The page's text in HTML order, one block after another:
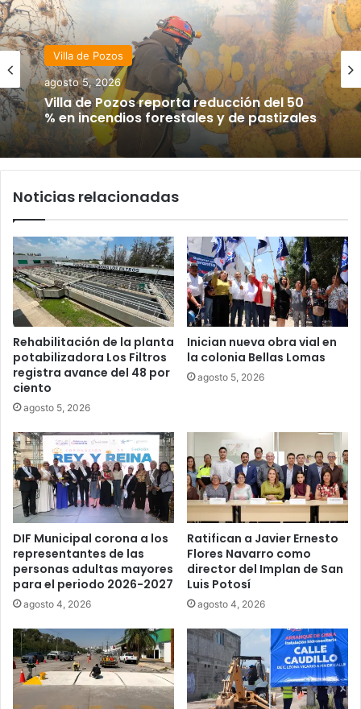
Villa de Pozos
agosto 5, 2026
Villa de Pozos reporta reducción del 50
% en incendios forestales y de pastizales
Noticias relacionadas
Rehabilitación de la planta
potabilizadora Los Filtros
registra avance del 48 por
ciento
agosto 5, 2026
Inician nueva obra vial en
la colonia Bellas Lomas
agosto 5, 2026
DIF Municipal corona a los
representantes de las
personas adultas mayores
para el periodo 2026-2027
agosto 4, 2026
Ratifican a Javier Ernesto
Flores Navarro como
director del Implan de San
Luis Potosí
agosto 4, 2026